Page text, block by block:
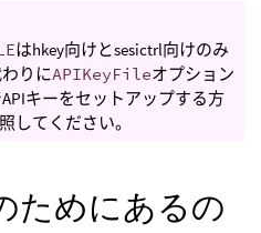
はhkey向けとsesictrl向けのみ
りにAPIKeyFileオプション
キーをセットアップする方
してください。
ためにあるの